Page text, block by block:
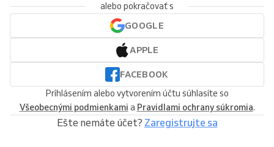
alebo pokračovať s
GOOGLE
APPLE
FACEBOOK
Prihlásením alebo vytvorením účtu súhlasíte so
Všeobecnými podmienkami a Pravidlami ochrany súkromia.
Ešte nemáte účet? Zaregistrujte sa